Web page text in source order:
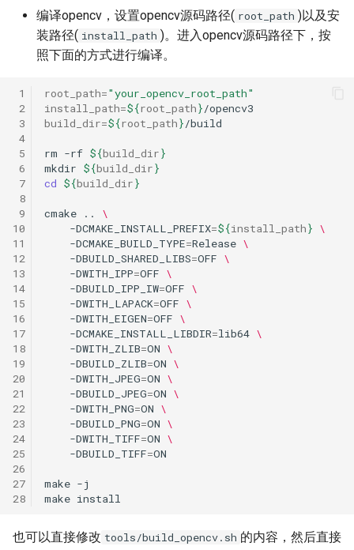
6. 分类
7. 版面分析+表格识别
8. 版面分析
9. 表格识别
3. FAQ
ParseQ
SATRN
编译opencv，设置opencv源码路径( root_path )以及安
装路径( install_path )。进入opencv源码路径下，按
照下面的方式进行编译。
1
2
3
4
5
6
7
8
9
10
11
12
13
14
15
16
17
18
19
20
21
22
23
24
25
26
27
28
root_path="your_opencv_root_path"
install_path=${root_path}
build_dir=${root_path}
rm -rf ${build_dir}
mkdir ${build_dir}
cd ${build_dir}
cmake ..
\
-DCMAKE_INSTALL_PREFIX=${install_path} \
-DCMAKE_BUILD_TYPE=Release \
-DBUILD_SHARED_LIBS=OFF \
-DWITH_IPP=OFF \
-DBUILD_IPP_IW=OFF \
-DWITH_LAPACK=OFF \
-DWITH_EIGEN=OFF \
-DCMAKE_INSTALL_LIBDIR=lib64 \
-DWITH_ZLIB=ON \
-DBUILD_ZLIB=ON \
-DWITH_JPEG=ON \
-DBUILD_JPEG=ON \
-DWITH_PNG=ON \
-DBUILD_PNG=ON \
-DWITH_TIFF=ON \
-DBUILD_TIFF=
make
make
也可以直接修改 tools/build_opencv.sh 的内容，然后直接